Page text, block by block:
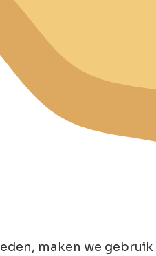
maken we